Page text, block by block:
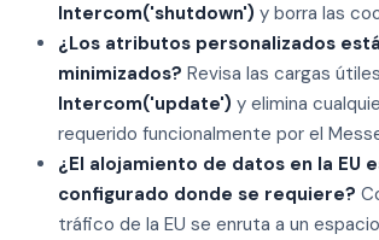
Intercom('shutdown') y borra las
¿Los atributos personalizados
minimizados? Revisa las cargas
Intercom('update') y elimina
requerido funcionalmente por el
¿El alojamiento de datos en la EU
configurado donde se requiere?
tráfico de la EU se enruta a un